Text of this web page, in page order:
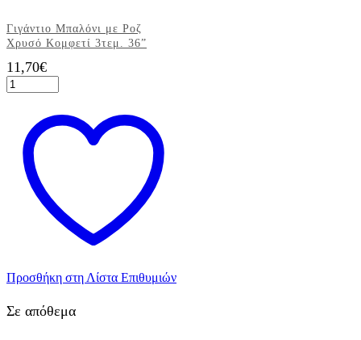
Γιγάντιο Μπαλόνι με Ροζ
Χρυσό Κομφετί 3τεμ. 36”
11,70€
Γιγάντιο
Μπαλόνι
Χρυσό
Κομφετί
3τεμ.
ποσότητα
Προσθήκη στη Λίστα Επιθυμιών
Σε απόθεμα